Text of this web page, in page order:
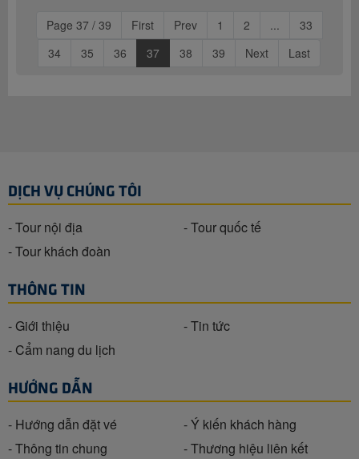
Page 37 / 39 First Prev 1 2 ...
33
34
35 36 37 38 39 Next Last
DỊCH VỤ CHÚNG TÔI
- Tour nội địa
- Tour quốc tế
- Tour khách đoàn
THÔNG TIN
- Giới thiệu
- Tin tức
- Cẩm nang du lịch
HƯỚNG DẪN
- Hướng dẫn đặt vé
- Ý kiến khách hàng
- Thông tin chung
- Thương hiệu liên kết